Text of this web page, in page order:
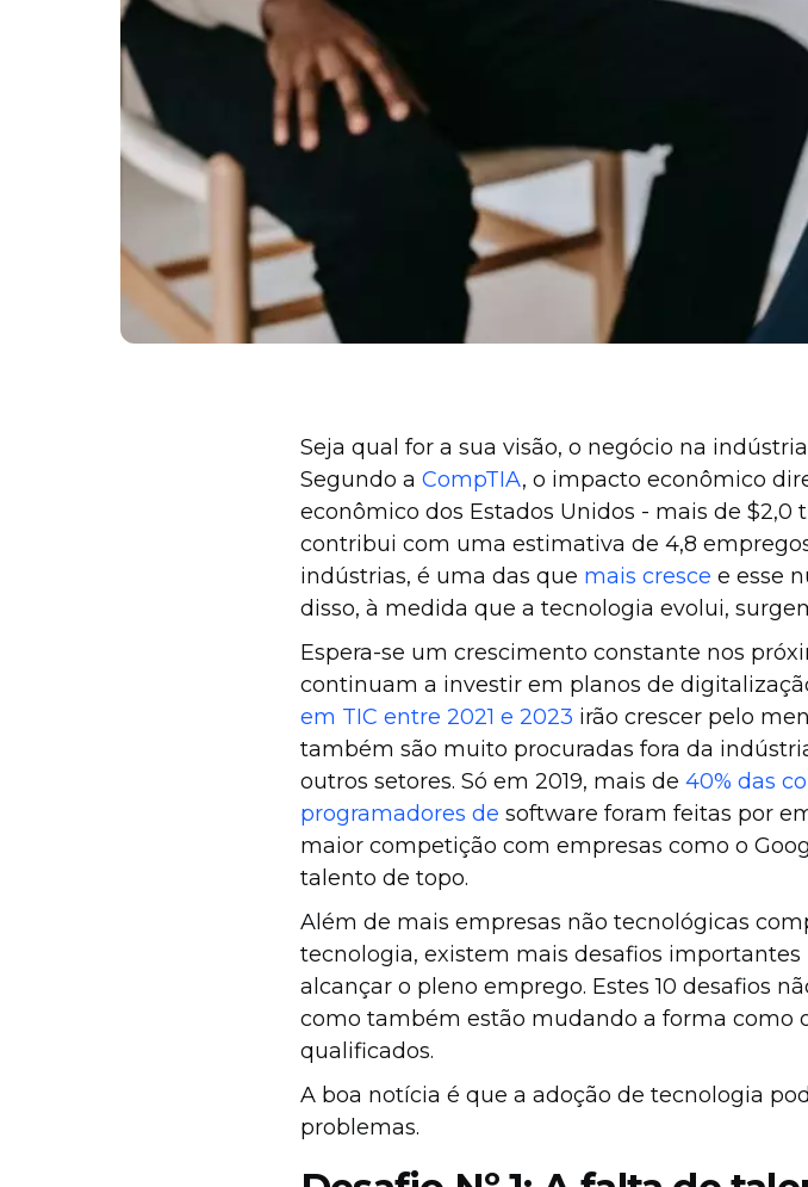
Seja qual for a sua visão, o negócio na
Segundo a CompTIA, o impacto econômico
econômico dos Estados Unidos - mais de
contribui com uma estimativa de 4,8
indústrias, é uma das que mais cresce e esse
disso, à medida que a tecnologia evolui,
Espera-se um crescimento constante nos
continuam a investir em planos de
em TIC entre 2021 e 2023 irão crescer pelo
também são muito procuradas fora da
outros setores. Só em 2019, mais de 40% das
programadores de software foram feitas por
maior competição com empresas como o
talento de topo.
Além de mais empresas não tecnológicas
tecnologia, existem mais desafios
alcançar o pleno emprego. Estes 10 desafios
como também estão mudando a forma como
qualificados.
A boa notícia é que a adoção de tecnologia
problemas.